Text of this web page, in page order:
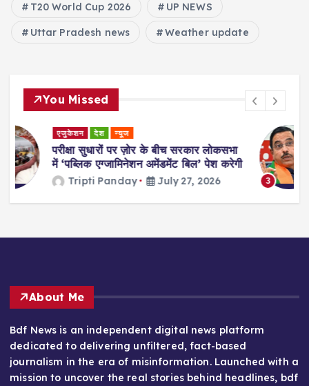
T20 World Cup 2026 UP NEWS
Uttar Pradesh news Weather update
You Missed
देश
प्रह्लाद जोशी बने नए शिक्षा मंत्री, धर्मेंद्र प्रधान
के इस्तीफे के बाद हुआ ऐलान
Tripti Panday July 26, 2026
About Me
Bdf News is an independent digital news platform
dedicated to delivering unfiltered, fact-based
journalism in the era of misinformation. Launched with a
mission to uncover the real stories behind headlines, bdf